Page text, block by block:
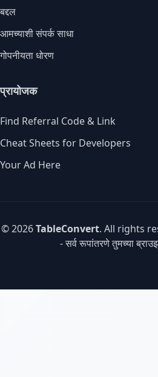
बद्दल
आमच्याशी संपर्क साधा
गोपनीयता धोरण
प्रायोजक
Find Referral Code & Link
Cheat Sheets for Developers
Your Ad Here
© 2026TableConvert. All rights
- सर्व रूपांतरणे तुमच्या